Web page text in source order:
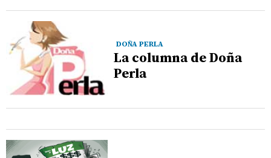
DOÑA PERLA
La columna de Doña
Perla